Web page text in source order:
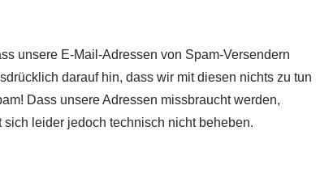
unsere E-Mail-Adressen von Spam-Versendern
darauf hin, dass wir mit diesen nichts zu tun
Dass unsere Adressen missbraucht werden,
leider jedoch technisch nicht beheben.